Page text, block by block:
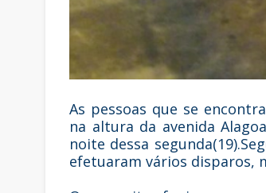
As pessoas que se
na altura da avenida
noite dessa
efetuaram vários disparos,